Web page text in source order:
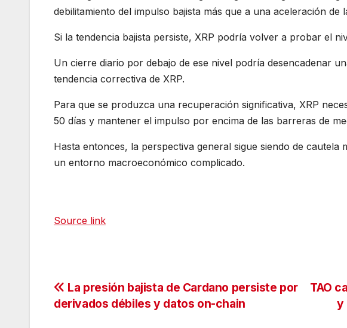
debilitamiento del impulso bajista más que a una aceleración de
Si la tendencia bajista persiste, XRP podría volver a probar el
Un cierre diario por debajo de ese nivel podría desencadenar
tendencia correctiva de XRP.
Para que se produzca una recuperación significativa, XRP
50 días y mantener el impulso por encima de las barreras de
Hasta entonces, la perspectiva general sigue siendo de
un entorno macroeconómico complicado.
Source link
Navegación
TAO
y
La presión bajista de Cardano persiste por
derivados débiles y datos on-chain